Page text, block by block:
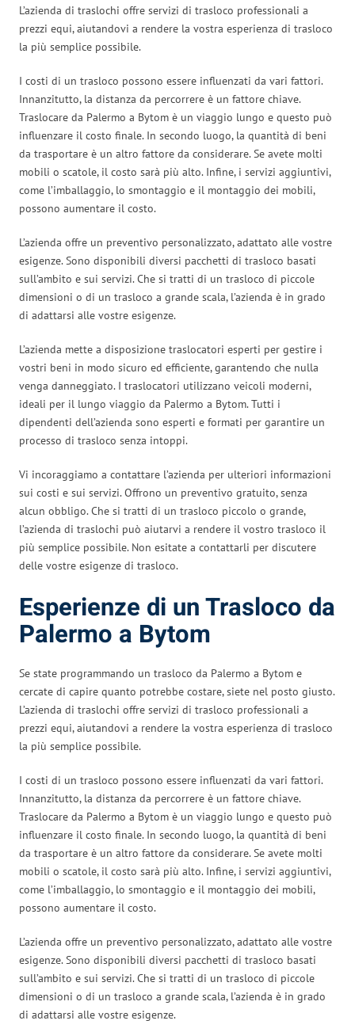
L’azienda di traslochi offre servizi di trasloco professionali a
prezzi equi, aiutandovi a rendere la vostra esperienza di trasloco
la più semplice possibile.
I costi di un trasloco possono essere influenzati da vari fattori.
Innanzitutto, la distanza da percorrere è un fattore chiave.
Traslocare da Palermo a Bytom è un viaggio lungo e questo può
influenzare il costo finale. In secondo luogo, la quantità di beni
da trasportare è un altro fattore da considerare. Se avete molti
mobili o scatole, il costo sarà più alto. Infine, i servizi aggiuntivi,
come l’imballaggio, lo smontaggio e il montaggio dei mobili,
possono aumentare il costo.
L’azienda offre un preventivo personalizzato, adattato alle vostre
esigenze. Sono disponibili diversi pacchetti di trasloco basati
sull’ambito e sui servizi. Che si tratti di un trasloco di piccole
dimensioni o di un trasloco a grande scala, l’azienda è in grado
di adattarsi alle vostre esigenze.
L’azienda mette a disposizione traslocatori esperti per gestire i
vostri beni in modo sicuro ed efficiente, garantendo che nulla
venga danneggiato. I traslocatori utilizzano veicoli moderni,
ideali per il lungo viaggio da Palermo a Bytom. Tutti i
dipendenti dell’azienda sono esperti e formati per garantire un
processo di trasloco senza intoppi.
Vi incoraggiamo a contattare l’azienda per ulteriori informazioni
sui costi e sui servizi. Offrono un preventivo gratuito, senza
alcun obbligo. Che si tratti di un trasloco piccolo o grande,
l’azienda di traslochi può aiutarvi a rendere il vostro trasloco il
più semplice possibile. Non esitate a contattarli per discutere
delle vostre esigenze di trasloco.
Esperienze di un Trasloco da
Palermo a Bytom
Se state programmando un trasloco da Palermo a Bytom e
cercate di capire quanto potrebbe costare, siete nel posto giusto.
L’azienda di traslochi offre servizi di trasloco professionali a
prezzi equi, aiutandovi a rendere la vostra esperienza di trasloco
la più semplice possibile.
I costi di un trasloco possono essere influenzati da vari fattori.
Innanzitutto, la distanza da percorrere è un fattore chiave.
Traslocare da Palermo a Bytom è un viaggio lungo e questo può
influenzare il costo finale. In secondo luogo, la quantità di beni
da trasportare è un altro fattore da considerare. Se avete molti
mobili o scatole, il costo sarà più alto. Infine, i servizi aggiuntivi,
come l’imballaggio, lo smontaggio e il montaggio dei mobili,
possono aumentare il costo.
L’azienda offre un preventivo personalizzato, adattato alle vostre
esigenze. Sono disponibili diversi pacchetti di trasloco basati
sull’ambito e sui servizi. Che si tratti di un trasloco di piccole
dimensioni o di un trasloco a grande scala, l’azienda è in grado
di adattarsi alle vostre esigenze.